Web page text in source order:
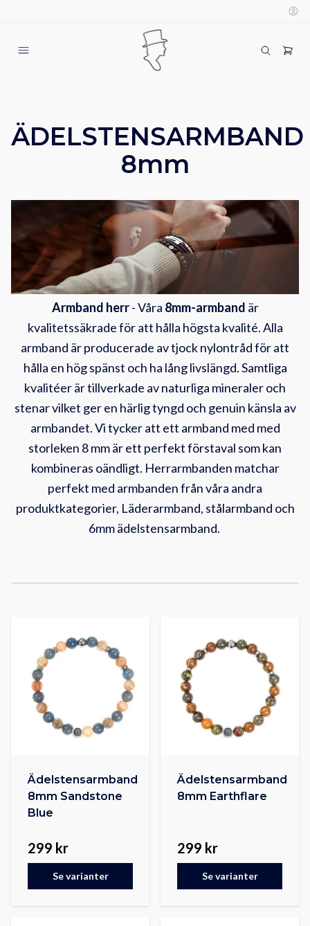
ÄDELSTENSARMBAND
8mm
Armband herr- Våra 8mm-armband är
kvalitetssäkrade för att hålla högsta kvalité. Alla
armband är producerade av tjock nylontråd för att
hålla en hög spänst och ha lång livslängd. Samtliga
kvalitéer är tillverkade av naturliga mineraler och
stenar vilket ger en härlig tyngd och genuin känsla av
armbandet. Vi tycker att ett armband med med
storleken 8 mm är ett perfekt förstaval som kan
kombineras oändligt. Herrarmbanden matchar
perfekt med armbanden från våra andra
produktkategorier, Läderarmband, stålarmband och
6mm ädelstensarmband.
Ädelstensarmband
8mm Sandstone
Blue
299 kr
Se varianter
Ädelstensarmband
8mm Earthflare
299 kr
Se varianter